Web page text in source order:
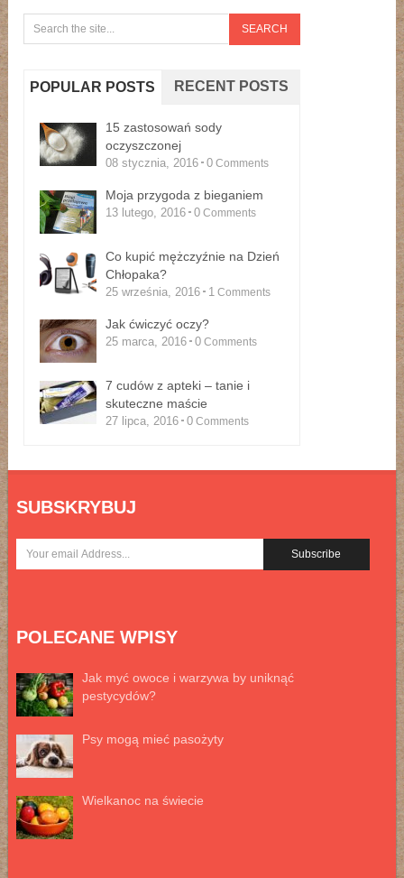
POPULAR POSTS RECENT POSTS
15 zastosowań sody
oczyszczonej
08 stycznia, 2016 0 Comments
Moja przygoda z bieganiem
13 lutego, 2016 0 Comments
Co kupić mężczyźnie na Dzień
Chłopaka?
25 września, 2016 1 Comments
Jak ćwiczyć oczy?
25 marca, 2016 0 Comments
7 cudów z apteki – tanie i
skuteczne maście
27 lipca, 2016 0 Comments
SUBSKRYBUJ
POLECANE WPISY
Jak myć owoce i warzywa by uniknąć
pestycydów?
Psy mogą mieć pasożyty
Wielkanoc na świecie